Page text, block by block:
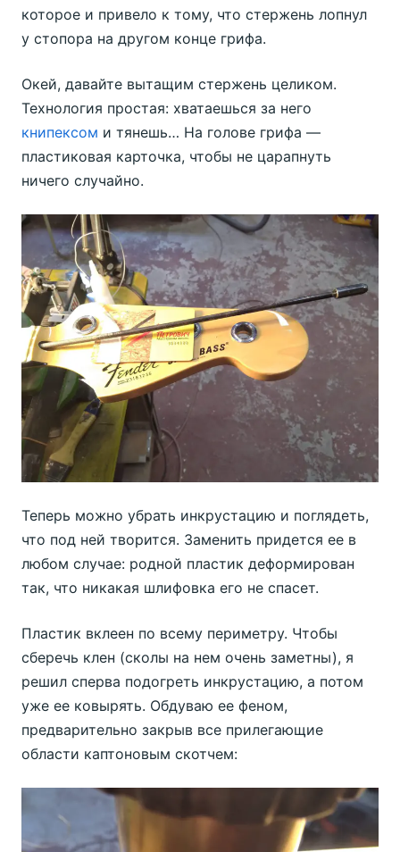
которое и привело к тому, что стержень лопнул
у стопора на другом конце грифа.
Окей, давайте вытащим стержень целиком.
Технология простая: хватаешься за него
книпексом и тянешь… На голове грифа —
пластиковая карточка, чтобы не царапнуть
ничего случайно.
Теперь можно убрать инкрустацию и поглядеть,
что под ней творится. Заменить придется ее в
любом случае: родной пластик деформирован
так, что никакая шлифовка его не спасет.
Пластик вклеен по всему периметру. Чтобы
сберечь клен (сколы на нем очень заметны), я
решил сперва подогреть инкрустацию, а потом
уже ее ковырять. Обдуваю ее феном,
предварительно закрыв все прилегающие
области каптоновым скотчем: